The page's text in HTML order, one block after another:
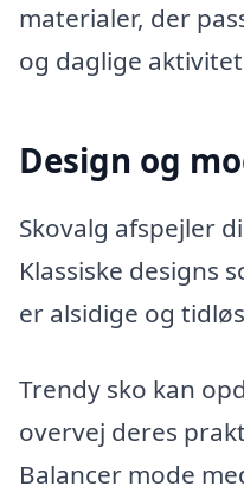
materialer, der
og daglige
Design og
Skovalg afspejler
Klassiske designs
er alsidige og
Trendy sko kan
overvej deres
Balancer mode